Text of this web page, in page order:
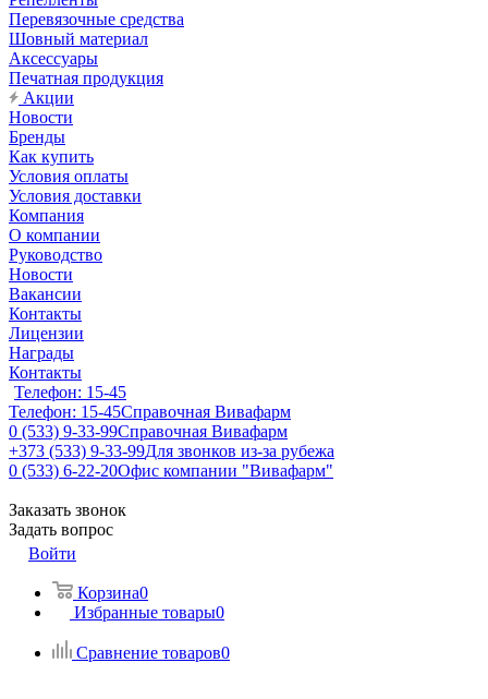
Перевязочные средства
Шовный материал
Аксессуары
Печатная продукция
Акции
Новости
Бренды
Как купить
Условия оплаты
Условия доставки
Компания
О компании
Руководство
Новости
Вакансии
Контакты
Лицензии
Награды
Контакты
Телефон: 15-45
Телефон: 15-45Справочная Вивафарм
0 (533) 9-33-99Справочная Вивафарм
+373 (533) 9-33-99Для звонков из-за рубежа
0 (533) 6-22-20Офис компании "Вивафарм"
Заказать звонок
Задать вопрос
Войти
Корзина0
Избранные товары0
Сравнение товаров0